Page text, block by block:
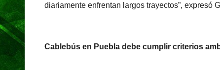
diariamente enfrentan largos trayectos”, expresó
Cablebús en Puebla debe cumplir criterios